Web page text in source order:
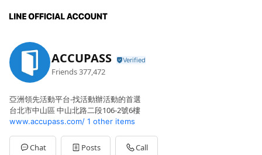
ACCUPASS
Friends377,472
亞洲領先活動平台-找活動辦活動的首選
台北市中山區 中山北路二段106-2號6樓
www.accupass.com/ 1 other items
Chat Posts Call